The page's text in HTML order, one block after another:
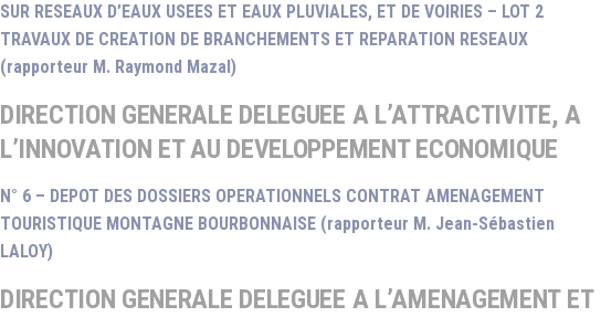
SUR RESEAUX D’EAUX USEES ET EAUX PLUVIALES, ET DE VOIRIES – LOT 2
TRAVAUX DE CREATION DE BRANCHEMENTS ET REPARATION RESEAUX
(rapporteur M. Raymond Mazal)
DIRECTION GENERALE DELEGUEE A L’ATTRACTIVITE, A
L’INNOVATION ET AU DEVELOPPEMENT ECONOMIQUE
N° 6 – DEPOT DES DOSSIERS OPERATIONNELS CONTRAT AMENAGEMENT
TOURISTIQUE MONTAGNE BOURBONNAISE (rapporteur M. Jean-Sébastien
LALOY)
DIRECTION GENERALE DELEGUEE A L’AMENAGEMENT ET